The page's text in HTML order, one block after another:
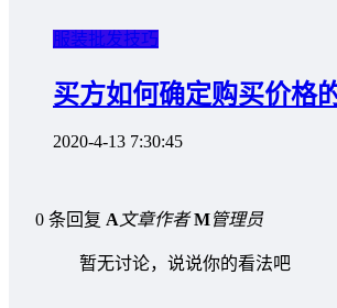
服装批发技巧
买方如何确定购买价格
2020-4-13 7:30:45
0 条回复 A文章作者 M管理员
暂无讨论，说说你的看法吧